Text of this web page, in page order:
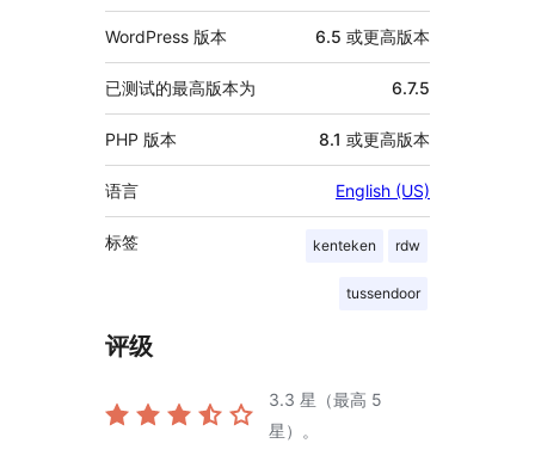
WordPress 版本 6.5 或更高版本
已测试的最高版本为 6.7.5
PHP 版本 8.1 或更高版本
语言 English (US)
标签 kenteken rdw
tussendoor
评级
3.3 星（最高 5
星）。